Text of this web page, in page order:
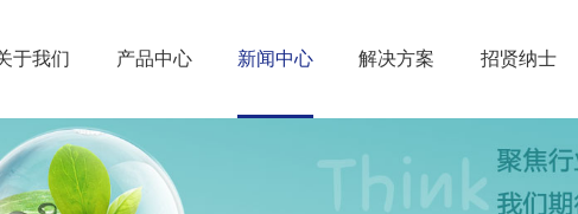
于我们 产品中心 新闻中心 解决方案 招贤纳士